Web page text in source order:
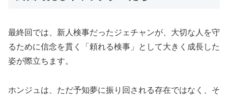
最終回では、新人検事だったジェチャンが、大切な人を守
るために信念を貫く「頼れる検事」として大きく成長した
姿が際立ちます。
ホンジュは、ただ予知夢に振り回される存在ではなく、そ